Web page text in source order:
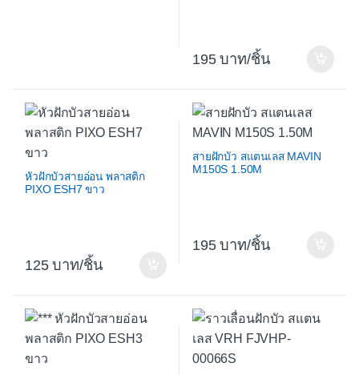
195 /ชิ้น
หัวฝักบัวสายอ่อน พลาสติก
PIXO ESH7 ขาว
125 /ชิ้น
สายฝักบัว สแตนเลส MAVIN
M150S 1.50M
195 /ชิ้น